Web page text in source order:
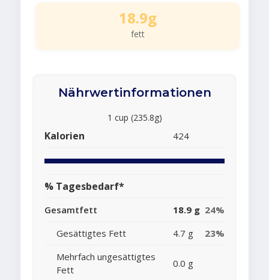
18.9g
fett
Nährwertinformationen
1 cup (235.8g)
Kalorien 424
% Tagesbedarf*
Gesamtfett 18.9 g 24%
Gesättigtes Fett
4.7 g
23%
Mehrfach ungesättigtes
Fett
0.0 g